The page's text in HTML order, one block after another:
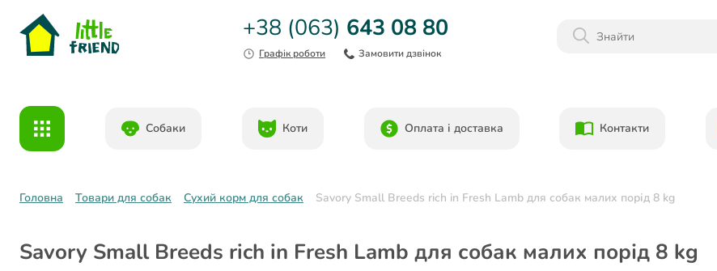
Даруємо 1000гр на бонусний рахунок при реєстрації!)
+38 (063) 643 08 80
Графік роботи Замовити дзвінок
Собаки Коти Оплата і доставка Контакти
Головна Товари для собак Сухий корм для собак Savory Small Breeds rich in Fresh Lamb для собак малих порід 8 kg
Savory Small Breeds rich in Fresh Lamb для собак малих порід 8 kg